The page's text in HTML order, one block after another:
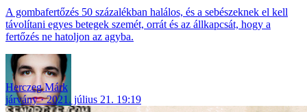
A gombafertőzés 50 százalékban halálos, és a sebészeknek el kell
távolítani egyes betegek szemét, orrát és az állkapcsát, hogy a
fertőzés ne hatoljon az agyba.
Herczeg Márk
járvány
2021. július 21. 19:19